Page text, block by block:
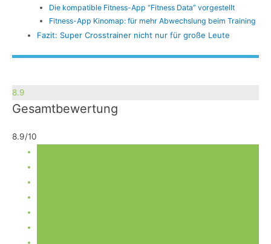
Die kompatible Fitness-App “Fitness Data” vorgestellt
Fitness-App Kinomap: für mehr Abwechslung beim Training
Fazit: Super Crosstrainer nicht nur für große Leute
8.9
Gesamtbewertung
8.9/10